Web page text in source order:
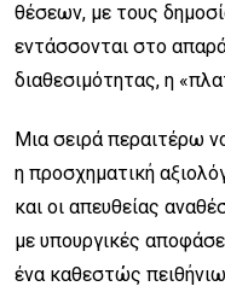
θέσεων, με τους
εντάσσονται στο
διαθεσιμότητας, η
Μια σειρά περαιτέρω
η προσχηματική
και οι απευθείας
με υπουργικές
ένα καθεστώς